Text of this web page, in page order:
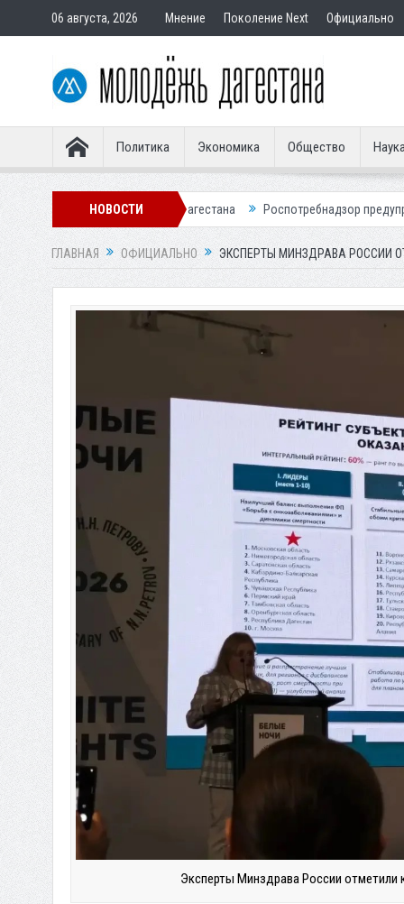
06 августа, 2026 Мнение Поколение Next Официально
Политика Экономика Общество
НОВОСТИ
у жителя Дагестана Роспотребнадзор предупредил о новом
ГЛАВНАЯ ОФИЦИАЛЬНО ЭКСПЕРТЫ МИНЗДРАВА РОССИИ
Эксперты Минздрава России